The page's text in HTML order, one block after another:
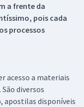
a frente da
pois cada
processos
acesso a materiais
diversos
apostilas disponíveis